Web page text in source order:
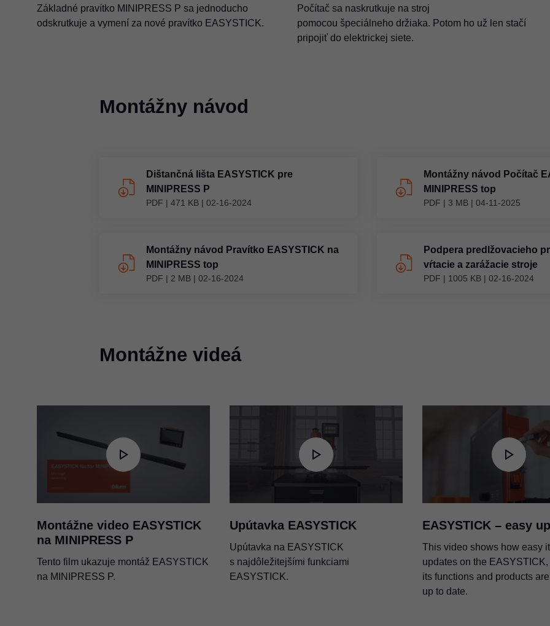
Základné pravítko MINIPRESS P sa jednoducho
odskrutkuje a vymení za nové pravítko EASYSTICK.
Počítač sa naskrutkuje na stroj
pomocou špeciálneho držiaka. Potom ho už len stačí
pripojiť do elektrickej siete.
Montážny návod
Dištančná lišta EASYSTICK pre
MINIPRESS P
PDF | 471 KB | 02-16-2024
Montážny návod Počítač
MINIPRESS top
PDF | 3 MB | 04-11-2025
Montážny návod Pravítko EASYSTICK na
MINIPRESS top
PDF | 2 MB | 02-16-2024
Podpera predlžovacieho
vŕtacie a zarážacie stroje
PDF | 1005 KB | 02-16-2024
Montážne videá
Montážne video EASYSTICK
na MINIPRESS P
Tento film ukazuje montáž EASYSTICK
na MINIPRESS P.
Upútavka EASYSTICK
Upútavka na EASYSTICK
s najdôležitejšími funkciami
EASYSTICK.
EASYSTICK – easy
This video shows how easy
updates on the
its functions and products
up to date.